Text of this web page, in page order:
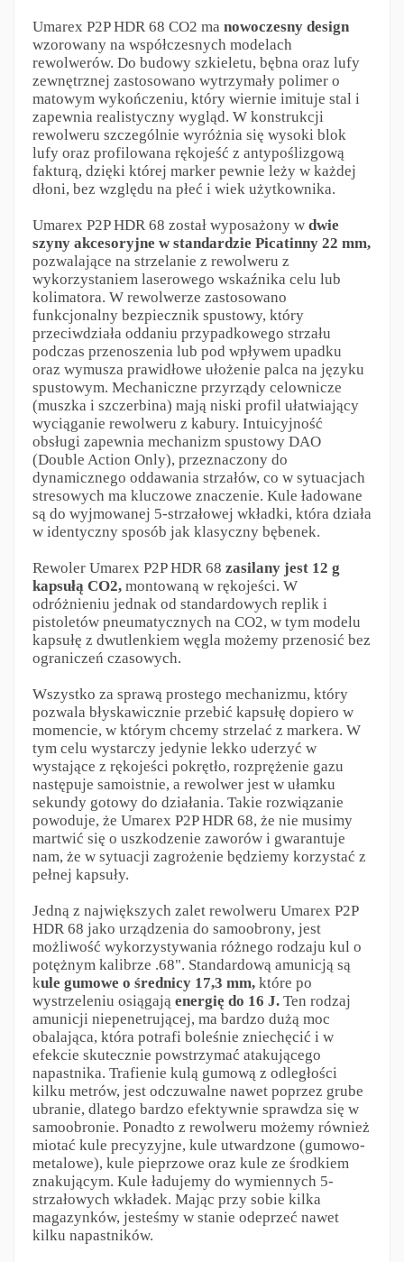
Umarex P2P HDR 68 CO2 ma nowoczesny design
wzorowany na współczesnych modelach
rewolwerów. Do budowy szkieletu, bębna oraz lufy
zewnętrznej zastosowano wytrzymały polimer o
matowym wykończeniu, który wiernie imituje stal i
zapewnia realistyczny wygląd. W konstrukcji
rewolweru szczególnie wyróżnia się wysoki blok
lufy oraz profilowana rękojeść z antypoślizgową
fakturą, dzięki której marker pewnie leży w każdej
dłoni, bez względu na płeć i wiek użytkownika.
Umarex P2P HDR 68 został wyposażony w dwie
szyny akcesoryjne w standardzie Picatinny 22 mm,
pozwalające na strzelanie z rewolweru z
wykorzystaniem laserowego wskaźnika celu lub
kolimatora. W rewolwerze zastosowano
funkcjonalny bezpiecznik spustowy, który
przeciwdziała oddaniu przypadkowego strzału
podczas przenoszenia lub pod wpływem upadku
oraz wymusza prawidłowe ułożenie palca na języku
spustowym. Mechaniczne przyrządy celownicze
(muszka i szczerbina) mają niski profil ułatwiający
wyciąganie rewolweru z kabury. Intuicyjność
obsługi zapewnia mechanizm spustowy DAO
(Double Action Only), przeznaczony do
dynamicznego oddawania strzałów, co w sytuacjach
stresowych ma kluczowe znaczenie. Kule ładowane
są do wyjmowanej 5-strzałowej wkładki, która działa
w identyczny sposób jak klasyczny bębenek.
Rewoler Umarex P2P HDR 68 zasilany jest 12 g
kapsułą CO2,montowaną w rękojeści. W
odróżnieniu jednak od standardowych replik i
pistoletów pneumatycznych na CO2, w tym modelu
kapsułę z dwutlenkiem węgla możemy przenosić bez
ograniczeń czasowych.
Wszystko za sprawą prostego mechanizmu, który
pozwala błyskawicznie przebić kapsułę dopiero w
momencie, w którym chcemy strzelać z markera. W
tym celu wystarczy jedynie lekko uderzyć w
wystające z rękojeści pokrętło, rozprężenie gazu
następuje samoistnie, a rewolwer jest w ułamku
sekundy gotowy do działania. Takie rozwiązanie
powoduje, że Umarex P2P HDR 68, że nie musimy
martwić się o uszkodzenie zaworów i gwarantuje
nam, że w sytuacji zagrożenie będziemy korzystać z
pełnej kapsuły.
Jedną z największych zalet rewolweru Umarex P2P
HDR 68 jako urządzenia do samoobrony, jest
możliwość wykorzystywania różnego rodzaju kul o
potężnym kalibrze .68". Standardową amunicją są
kule gumowe o średnicy 17,3 mm,które po
wystrzeleniu osiągają energię do 16 J.Ten rodzaj
amunicji niepenetrującej, ma bardzo dużą moc
obalająca, która potrafi boleśnie zniechęcić i w
efekcie skutecznie powstrzymać atakującego
napastnika. Trafienie kulą gumową z odległości
kilku metrów, jest odczuwalne nawet poprzez grube
ubranie, dlatego bardzo efektywnie sprawdza się w
samoobronie. Ponadto z rewolweru możemy również
miotać kule precyzyjne, kule utwardzone (gumowo-
metalowe), kule pieprzowe oraz kule ze środkiem
znakującym. Kule ładujemy do wymiennych 5-
strzałowych wkładek. Mając przy sobie kilka
magazynków, jesteśmy w stanie odeprzeć nawet
kilku napastników.